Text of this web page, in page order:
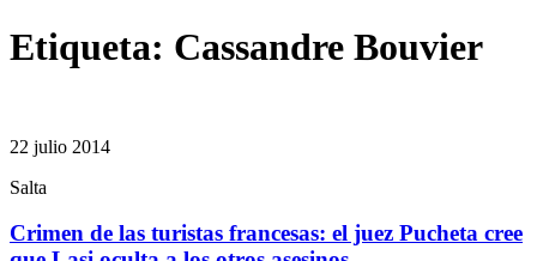
Etiqueta: Cassandre Bouvier
22 julio 2014
Salta
Crimen de las turistas francesas: el juez Pucheta cree